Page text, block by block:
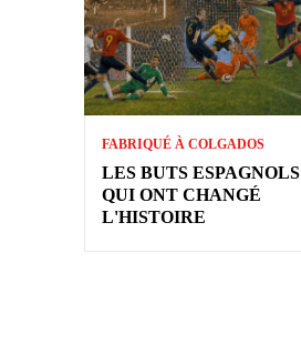
FABRIQUÉ À COLGADOS
LES BUTS ESPAGNOLS
QUI ONT CHANGÉ
L'HISTOIRE